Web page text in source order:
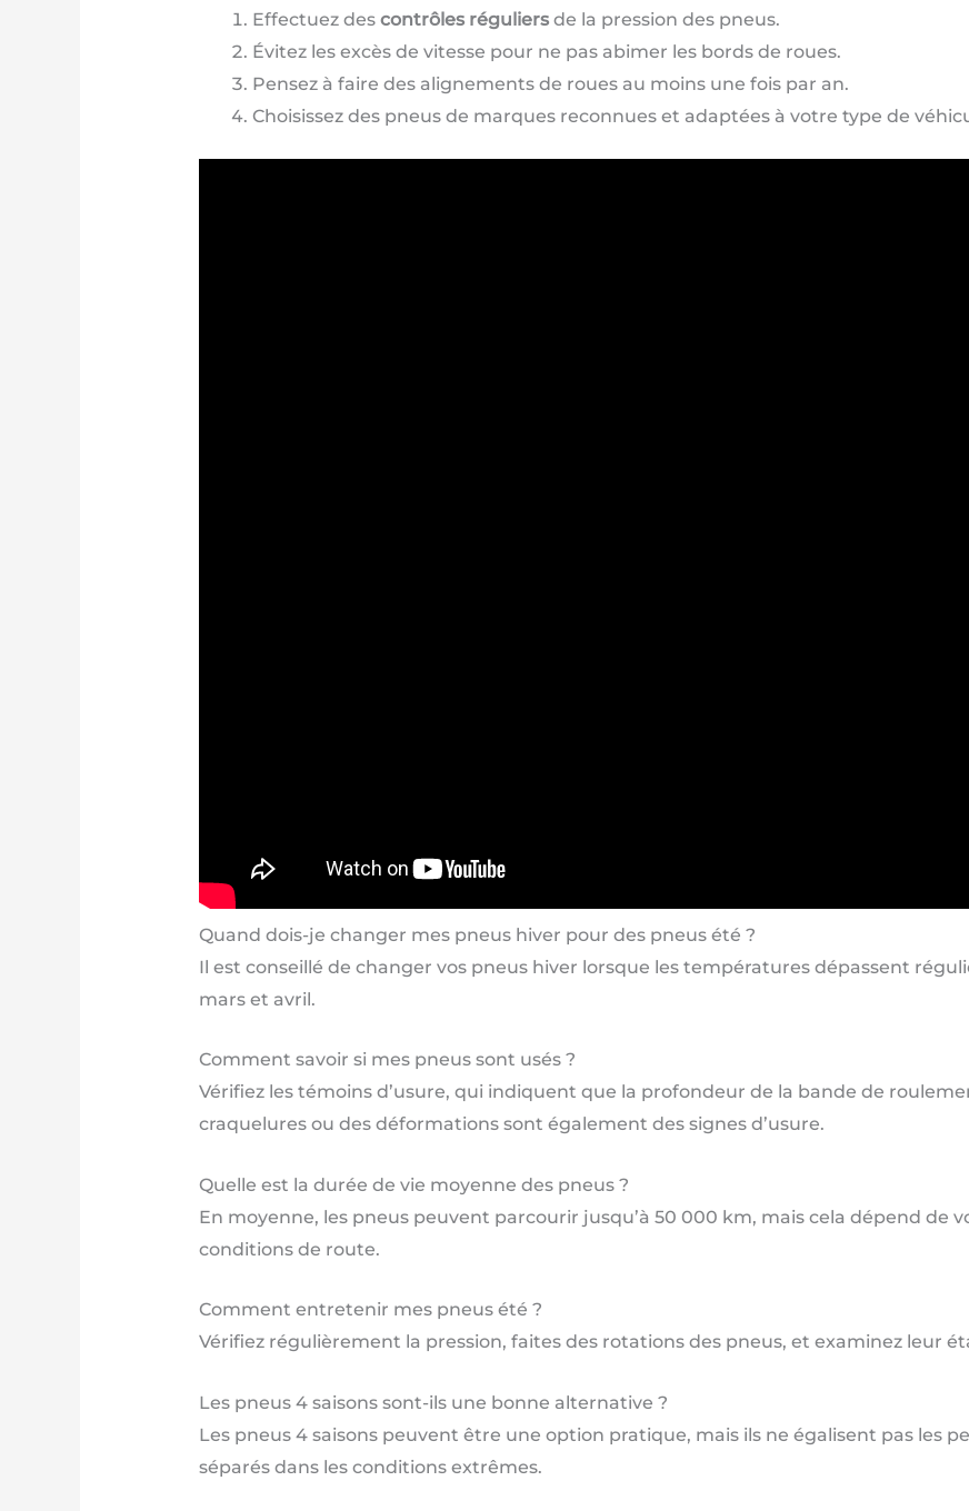
Effectuez des contrôles réguliersde la pression des pneus.
Évitez les excès de vitesse pour ne pas abimer les bords de roues.
Pensez à faire des alignements de roues au moins une fois par an.
Choisissez des pneus de marques reconnues et adaptées à votre type de
Quand dois-je changer mes pneus hiver pour des pneus été ?
Il est conseillé de changer vos pneus hiver lorsque les températures dépassent
mars et avril.
Comment savoir si mes pneus sont usés ?
Vérifiez les témoins d’usure, qui indiquent que la profondeur de la bande de
craquelures ou des déformations sont également des signes d’usure.
Quelle est la durée de vie moyenne des pneus ?
En moyenne, les pneus peuvent parcourir jusqu’à 50 000 km, mais cela dépend de
conditions de route.
Comment entretenir mes pneus été ?
Vérifiez régulièrement la pression, faites des rotations des pneus, et examinez leur
Les pneus 4 saisons sont-ils une bonne alternative ?
Les pneus 4 saisons peuvent être une option pratique, mais ils ne égalisent pas les
séparés dans les conditions extrêmes.